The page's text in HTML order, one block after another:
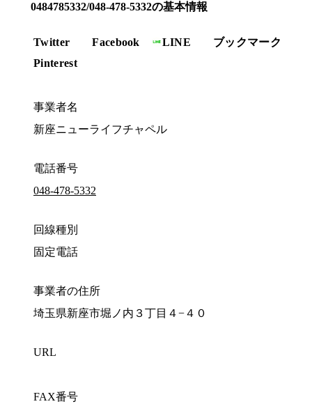
0484785332/048-478-5332の基本情報
Twitter Facebook LINE
ブックマーク
Pinterest
事業者名
新座ニューライフチャペル
電話番号
048-478-5332
回線種別
固定電話
事業者の住所
埼玉県新座市堀ノ内３丁目４−４０
URL
FAX番号